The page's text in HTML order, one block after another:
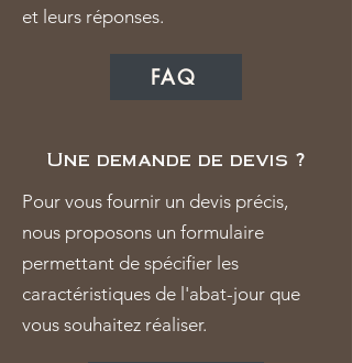
et leurs réponses.
FAQ
Une demande de devis ?
Pour vous fournir un devis précis,
nous proposons un formulaire
permettant de spécifier les
caractéristiques de l'abat-jour que
vous souhaitez réaliser.